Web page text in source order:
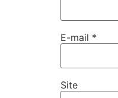
E-mail *
Site